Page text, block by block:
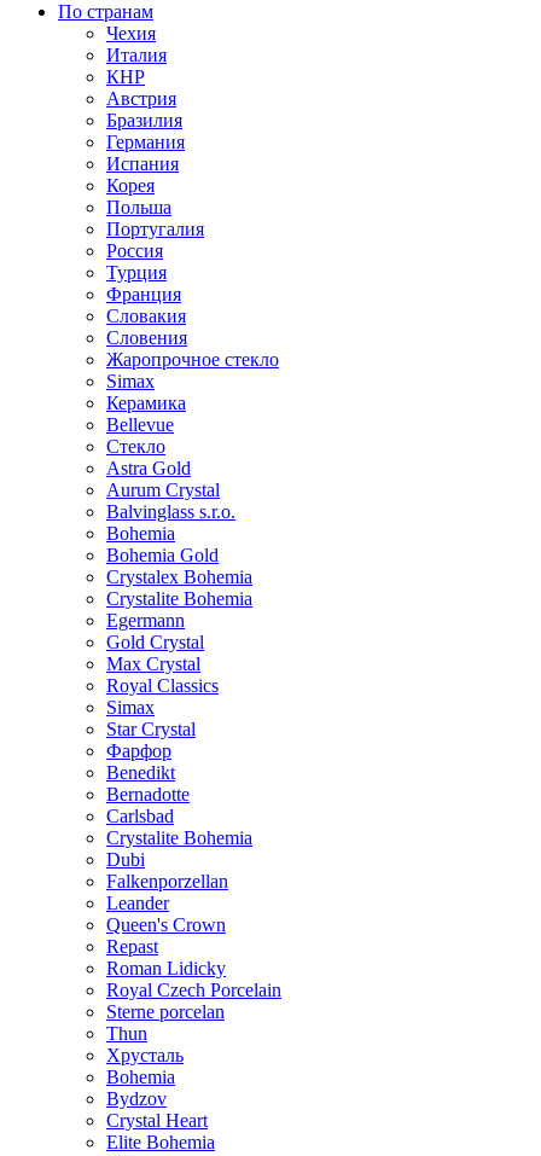
По странам
Чехия
Италия
КНР
Австрия
Бразилия
Германия
Испания
Корея
Польша
Португалия
Россия
Турция
Франция
Словакия
Словения
Жаропрочное стекло
Simax
Керамика
Bellevue
Стекло
Astra Gold
Aurum Crystal
Balvinglass s.r.o.
Bohemia
Bohemia Gold
Crystalex Bohemia
Crystalite Bohemia
Egermann
Gold Crystal
Max Crystal
Royal Classics
Simax
Star Crystal
Фарфор
Benedikt
Bernadotte
Carlsbad
Crystalite Bohemia
Dubi
Falkenporzellan
Leander
Queen's Crown
Repast
Roman Lidicky
Royal Czech Porcelain
Sterne porcelan
Thun
Хрусталь
Bohemia
Bydzov
Crystal Heart
Elite Bohemia